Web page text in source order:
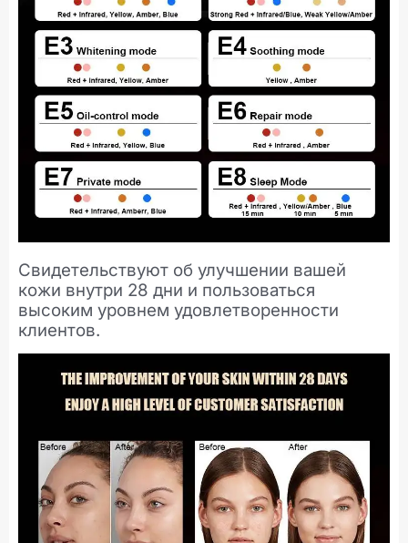
Свидетельствуют об улучшении вашей
кожи внутри 28 дни и пользоваться
высоким уровнем удовлетворенности
клиентов.